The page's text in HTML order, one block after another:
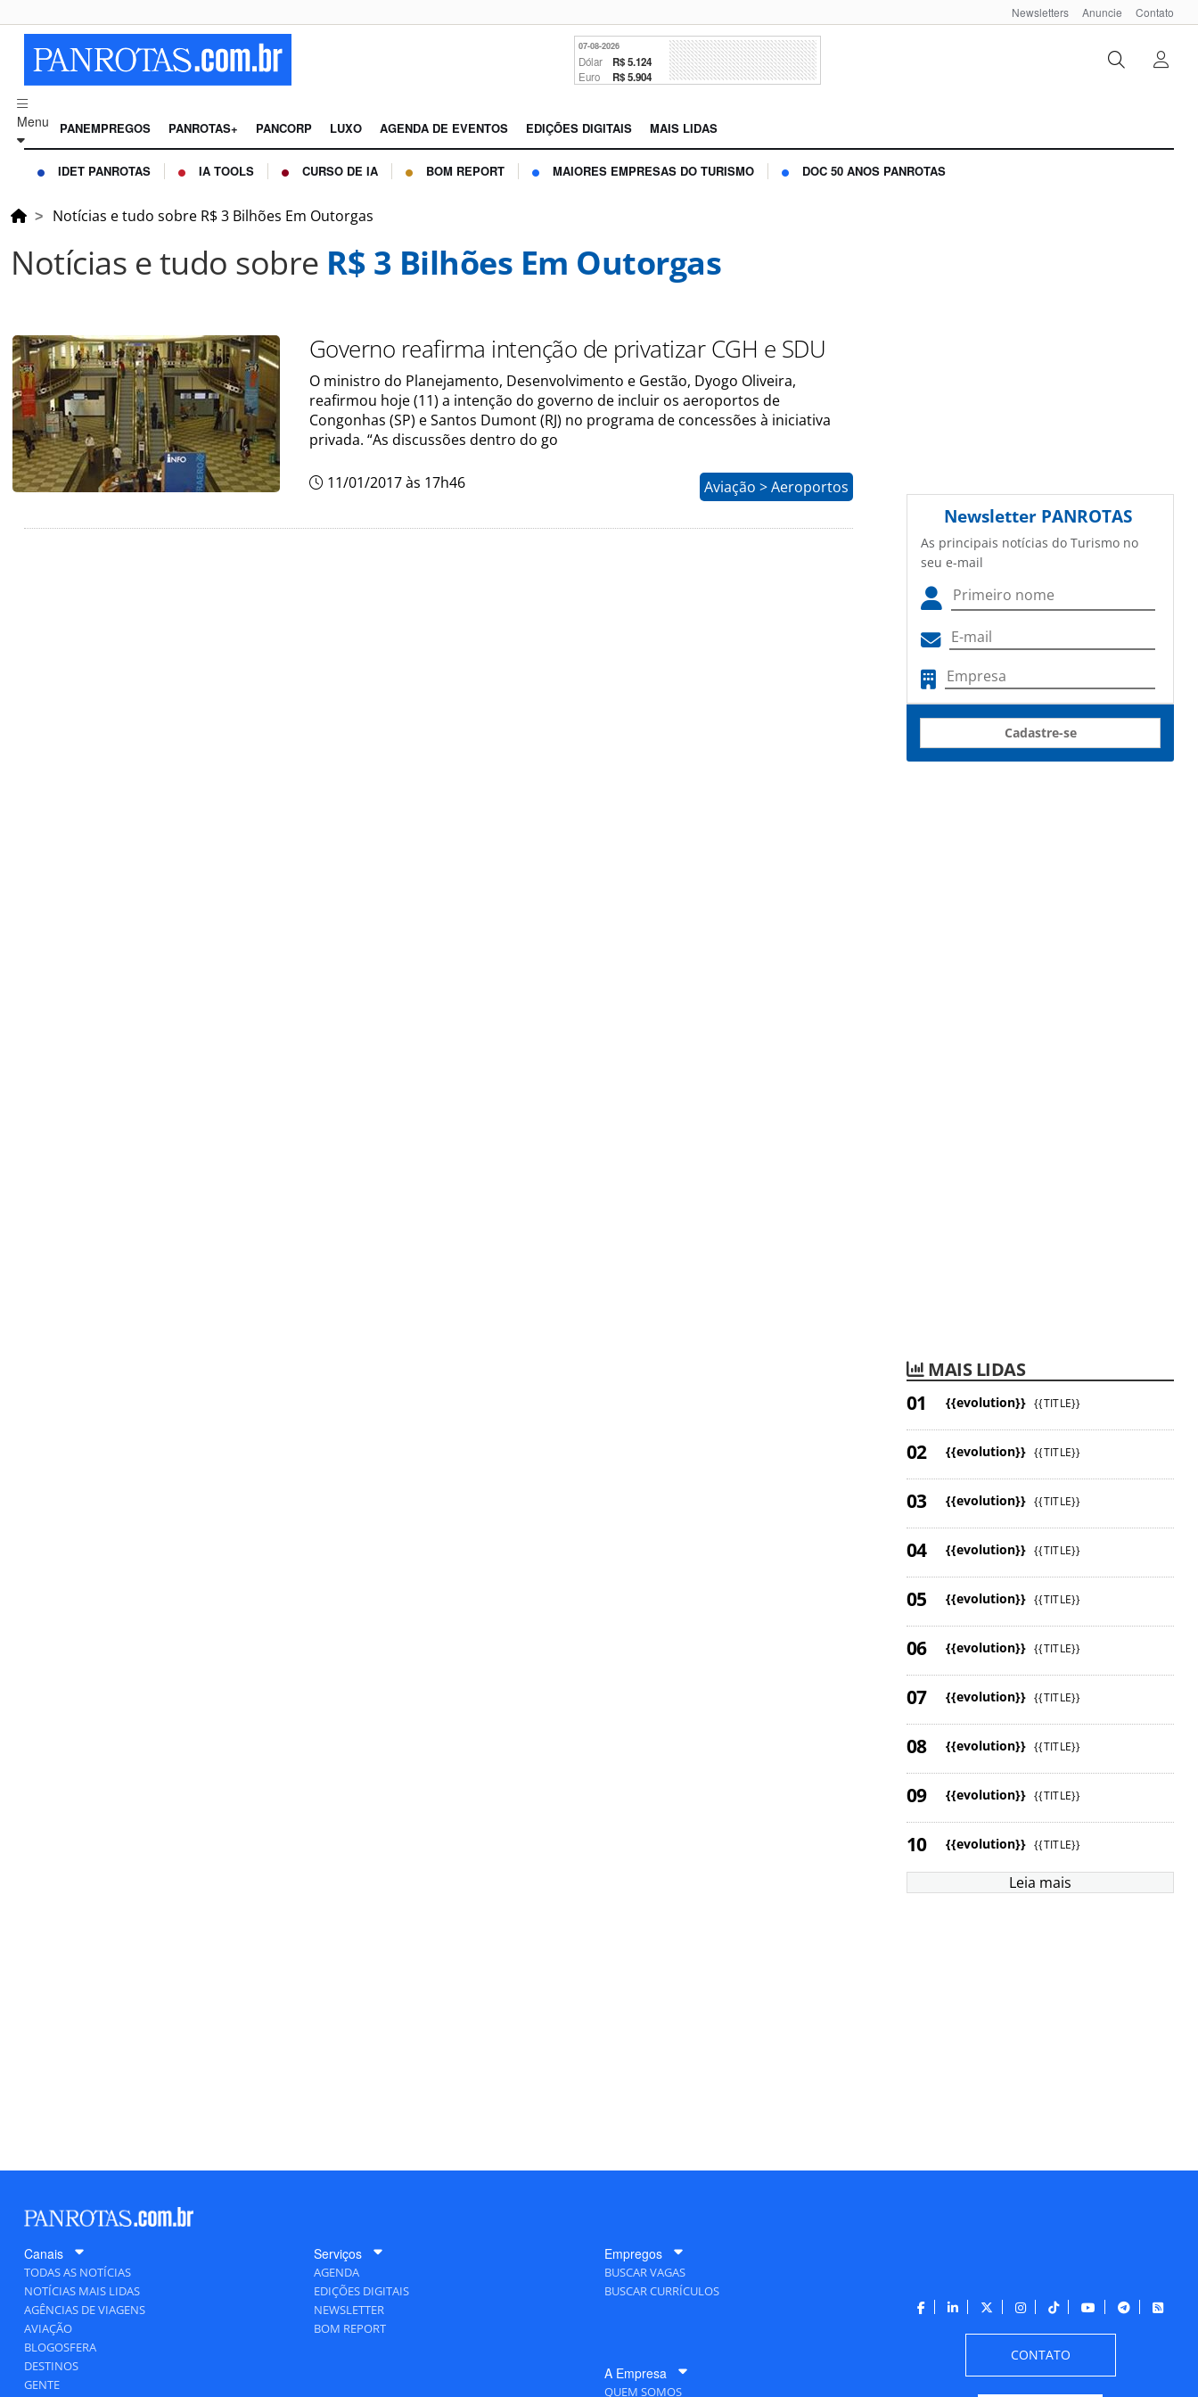
Newsletters Anuncie Contato
07-08-2026
Dólar R$ 5.124
Euro R$ 5.904
Menu PANEMPREGOS PANROTAS+ PANCORP LUXO AGENDA DE EVENTOS EDIÇÕES DIGITAIS MAIS LIDAS
IDET PANROTAS IA TOOLS CURSO DE IA BOM REPORT MAIORES EMPRESAS DO TURISMO DOC 50 ANOS PANROTAS
Notícias e tudo sobre R$ 3 Bilhões Em Outorgas
Notícias e tudo sobre R$ 3 Bilhões Em Outorgas
Governo reafirma intenção de privatizar CGH e SDU
O ministro do Planejamento, Desenvolvimento e Gestão, Dyogo Oliveira,
reafirmou hoje (11) a intenção do governo de incluir os aeroportos de
Congonhas (SP) e Santos Dumont (RJ) no programa de concessões à iniciativa
privada. “As discussões dentro do go
11/01/2017 às 17h46 Aviação > Aeroportos
Newsletter PANROTAS
As principais notícias do Turismo no
seu e-mail
Cadastre-se
MAIS LIDAS
{{evolution}} {{TITLE}}
{{evolution}} {{TITLE}}
{{evolution}} {{TITLE}}
{{evolution}} {{TITLE}}
{{evolution}} {{TITLE}}
{{evolution}} {{TITLE}}
{{evolution}} {{TITLE}}
{{evolution}} {{TITLE}}
{{evolution}} {{TITLE}}
{{evolution}} {{TITLE}}
Leia mais
Canais
TODAS AS NOTÍCIAS
NOTÍCIAS MAIS LIDAS
AGÊNCIAS DE VIAGENS
AVIAÇÃO
BLOGOSFERA
DESTINOS
GENTE
Serviços
AGENDA
EDIÇÕES DIGITAIS
NEWSLETTER
BOM REPORT
Empregos
BUSCAR VAGAS
BUSCAR CURRÍCULOS
A Empresa
QUEM SOMOS
CONTATO